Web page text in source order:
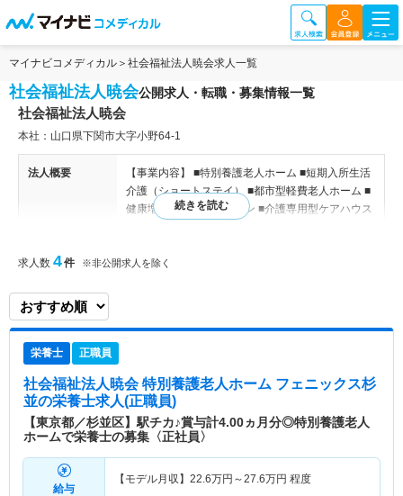
マイナビコメディカル 社会福祉法人暁会求人一覧
社会福祉法人暁会公開求人・転職・募集情報一覧
社会福祉法人暁会
本社：山口県下関市大字小野64-1
法人概要
【事業内容】 ■特別養護老人ホーム ■短期入所生活
介護（ショートステイ） ■都市型軽費老人ホーム ■
健康増進・地域交流サロン ■介護専用型ケアハウス
特色
山口県、東京都を中心に高齢者福祉サービス、障が
求人数 4件 ※非公開求人を除く
栄養士 正職員
社会福祉法人暁会 特別養護老人ホーム フェニックス杉
並の栄養士求人(正職員)
【東京都／杉並区】駅チカ♪賞与計4.00ヵ月分◎特別養護老人
ホームで栄養士の募集〈正社員〉
給与
【モデル月収】 22.6万円～27.6万円 程度